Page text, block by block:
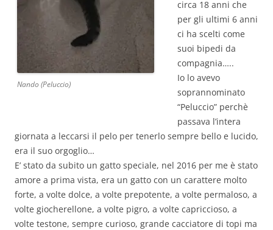
Nando (Peluccio)
circa 18 anni che
per gli ultimi 6 anni
ci ha scelti come
suoi bipedi da
compagnia…..
Io lo avevo
soprannominato
“Peluccio” perchè
passava l’intera
giornata a leccarsi il pelo per tenerlo sempre bello e lucido,
era il suo orgoglio…
E’ stato da subito un gatto speciale, nel 2016 per me è stato
amore a prima vista, era un gatto con un carattere molto
forte, a volte dolce, a volte prepotente, a volte permaloso, a
volte giocherellone, a volte pigro, a volte capriccioso, a
volte testone, sempre curioso, grande cacciatore di topi ma